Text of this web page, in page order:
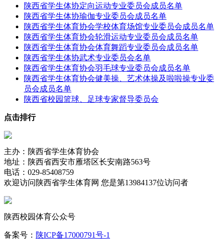
陕西省学生体协定向运动专业委员会成员名单
陕西省学生体协瑜伽专业委员会成员名单
陕西省学生体育协会学校体育场馆专业委员会成员名单
陕西省学生体育协会轮滑运动专业委员会成员名单
陕西省学生体育协会体育舞蹈专业委员会成员名单
陕西省学生体协武术专业委员会名单
陕西省学生体育协会羽毛球专业委员会成员名单
陕西省学生体育协会健美操、艺术体操及啦啦操专业委
员会成员名单
陕西省校园篮球、足球专家督导委员会
点击排行
主办：陕西省学生体育协会
地址：陕西省西安市雁塔区长安南路563号
电话：029-85408759
欢迎访问陕西省学生体育网 您是第13984137位访问者
陕西校园体育公众号
备案号： 陕ICP备17000791号-1